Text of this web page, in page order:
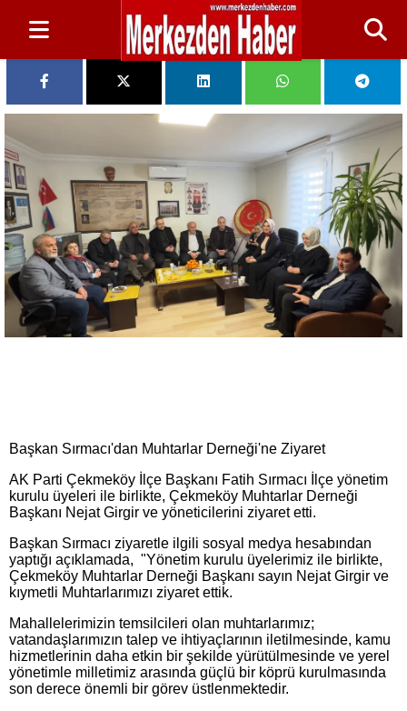
Başkan Sırmacı'dan Muhtarlar Derneği'ne Ziyaret
AK Parti Çekmeköy İlçe Başkanı Fatih Sırmacı İlçe yönetim
kurulu üyeleri ile birlikte, Çekmeköy Muhtarlar Derneği
Başkanı Nejat Girgir ve yöneticilerini ziyaret etti.
Başkan Sırmacı ziyaretle ilgili sosyal medya hesabından
yaptığı açıklamada, "Yönetim kurulu üyelerimiz ile birlikte,
Çekmeköy Muhtarlar Derneği Başkanı sayın Nejat Girgir ve
kıymetli Muhtarlarımızı ziyaret ettik.
Mahallelerimizin temsilcileri olan muhtarlarımız;
vatandaşlarımızın talep ve ihtiyaçlarının iletilmesinde, kamu
hizmetlerinin daha etkin bir şekilde yürütülmesinde ve yerel
yönetimle milletimiz arasında güçlü bir köprü kurulmasında
son derece önemli bir görev üstlenmektedir.